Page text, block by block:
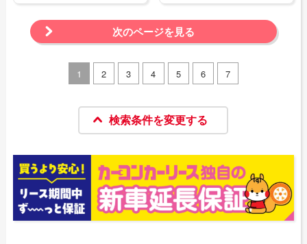
次のページを見る
1 2 3 4 5 6 7
検索条件を変更する